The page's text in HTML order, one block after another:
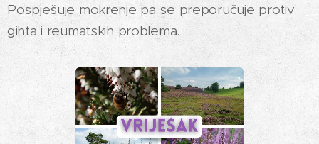
Pospješuje mokrenje pa se preporučuje protiv
gihta i reumatskih problema.